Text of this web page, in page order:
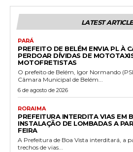
LATEST
PARÁ
PREFEITO DE BELÉM ENVIA PL À
PERDOAR DÍVIDAS DE
MOTOFRETISTAS
O prefeito de Belém, Igor Normando
Câmara Municipal de Belém...
6 de agosto de 2026
RORAIMA
PREFEITURA INTERDITA VIAS EM
INSTALAÇÃO DE LOMBADAS A
FEIRA
A Prefeitura de Boa Vista interditará, a
trechos de vias...